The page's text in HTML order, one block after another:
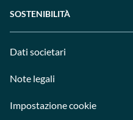
SOSTENIBILITÀ
Dati societari
Note legali
Impostazione cookie